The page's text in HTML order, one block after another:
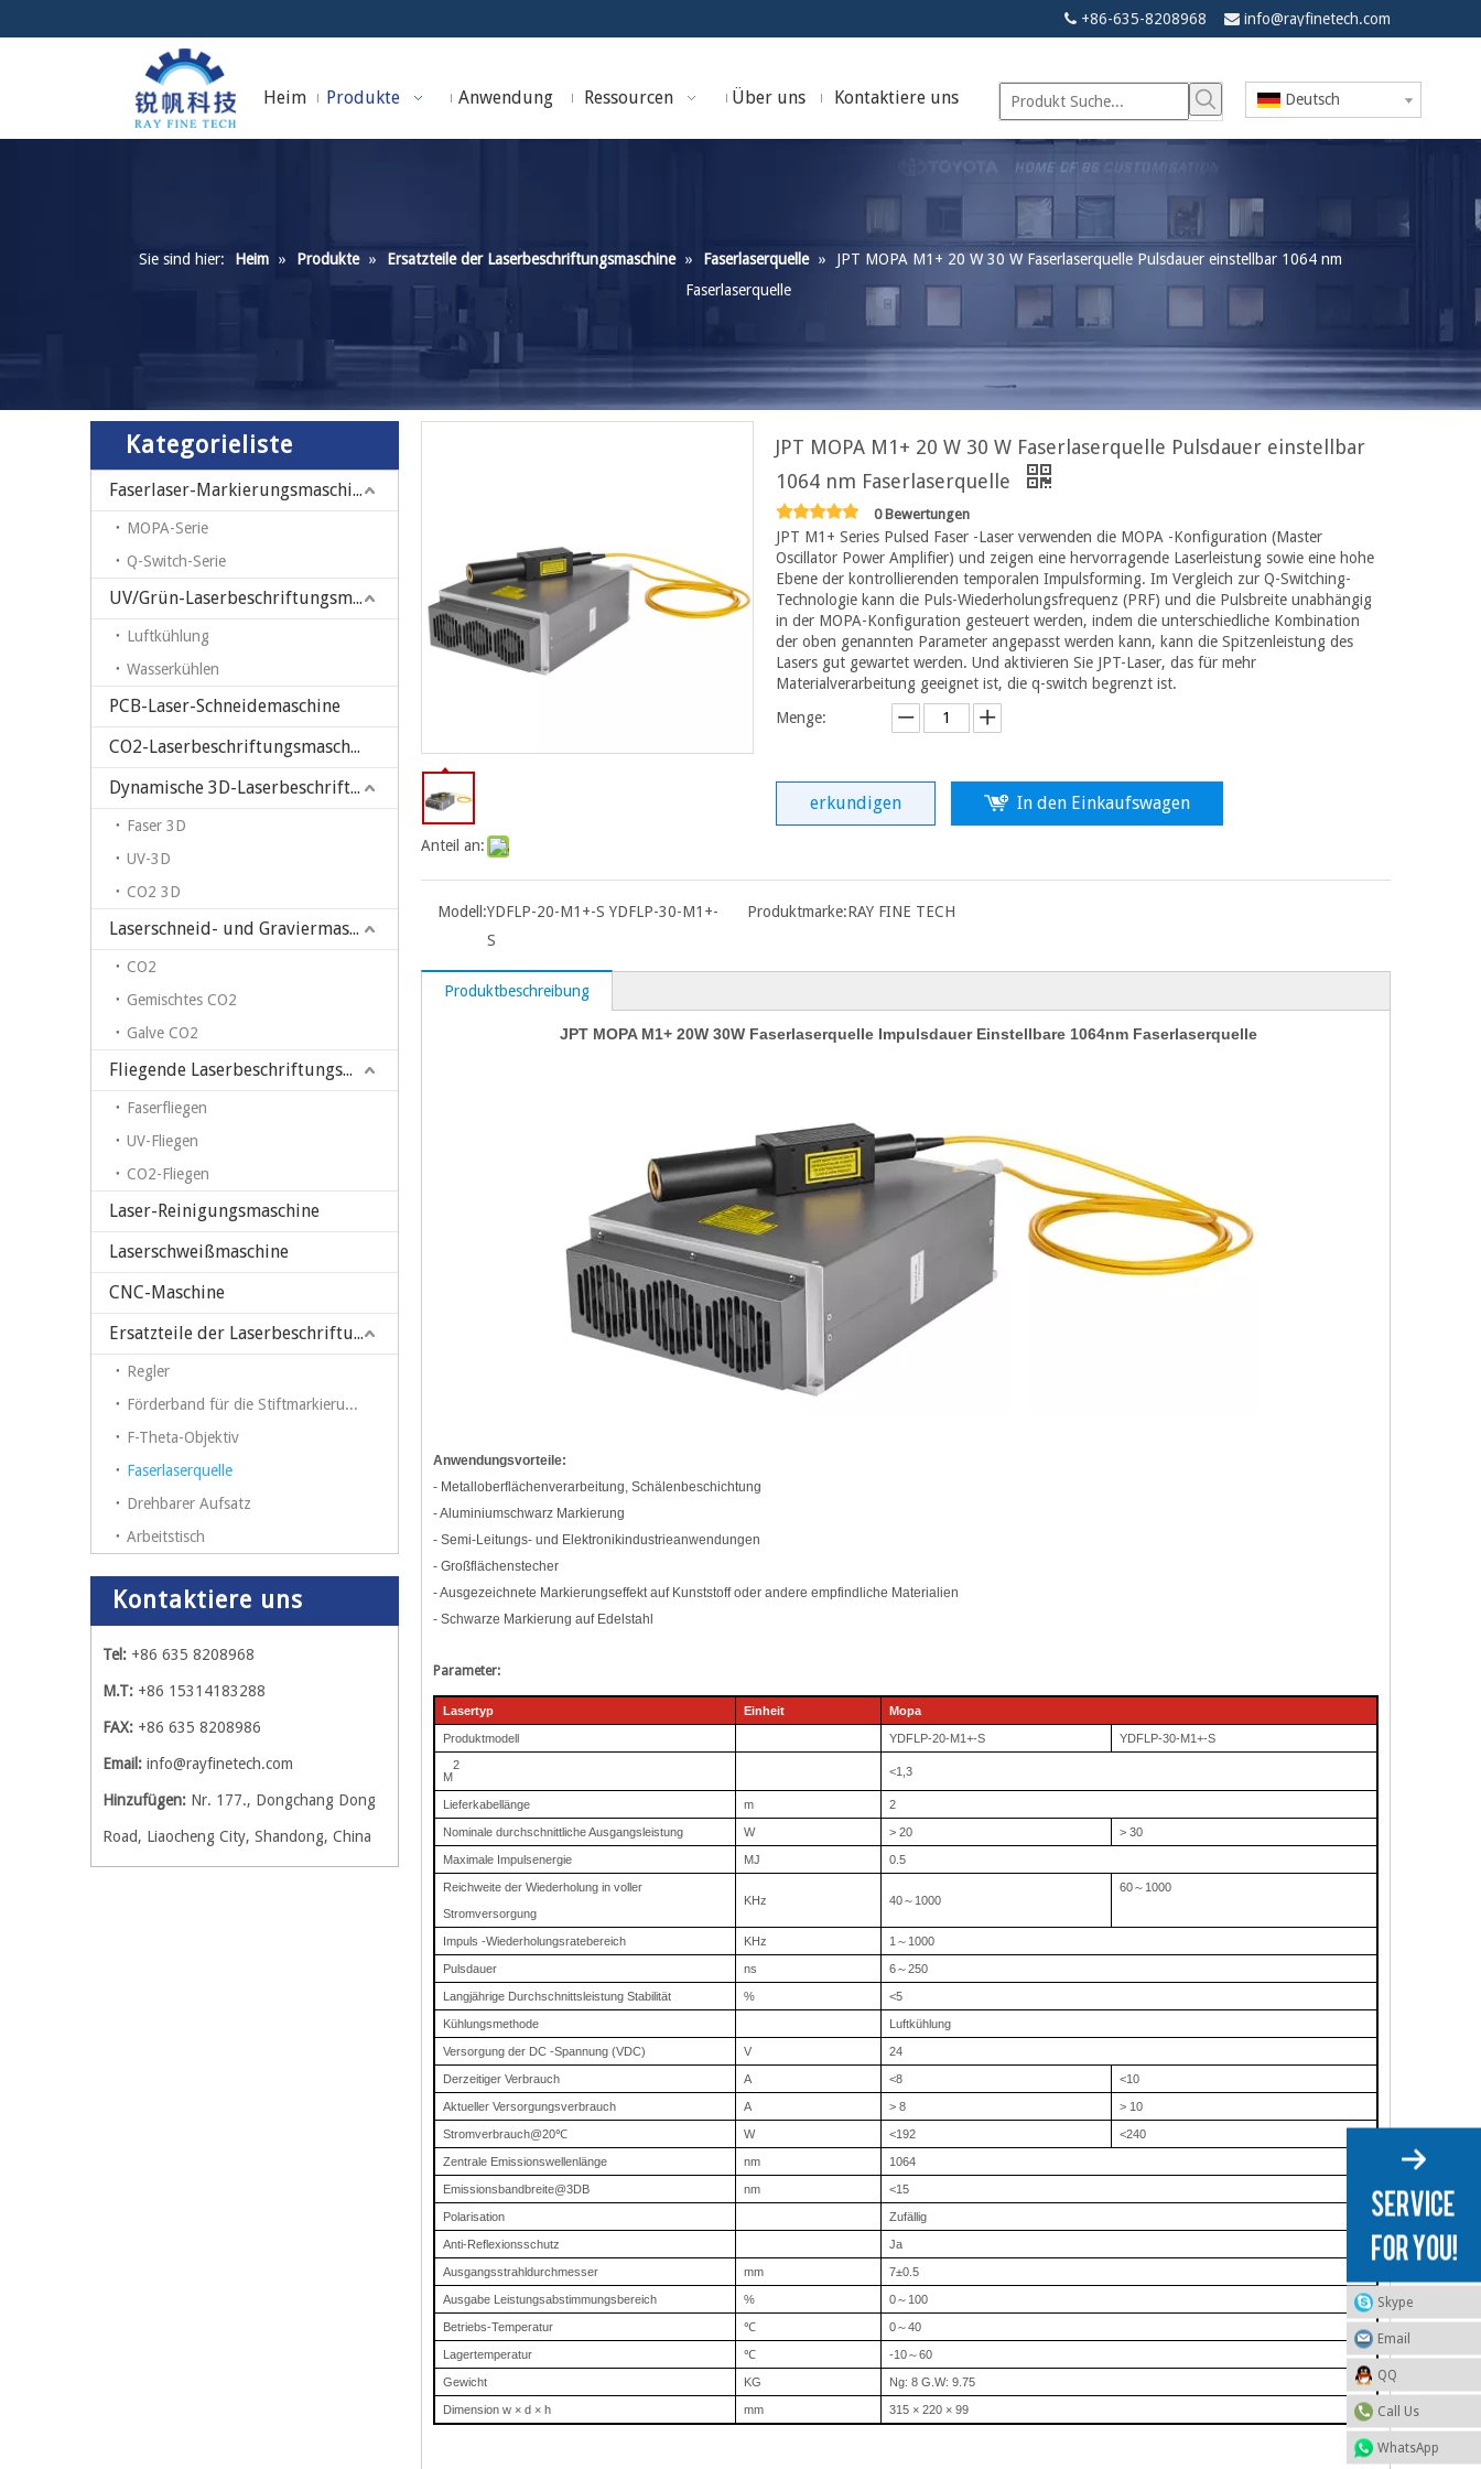
 +86-635-8208968  info@rayfinetech.com
Heim Produkte Anwendung Ressourcen Über uns Kontaktiere uns Deutsch
Sie sind hier: Heim » Produkte » Ersatzteile der Laserbeschriftungsmaschine » Faserlaserquelle »
JPT MOPA M1+ 20 W 30 W Faserlaserquelle Pulsdauer einstellbar 1064 nm
Faserlaserquelle
Kategorieliste
Faserlaser-Markierungsmaschine
MOPA-Serie
Q-Switch-Serie
UV/Grün-Laserbeschriftungsmaschine
Luftkühlung
Wasserkühlen
PCB-Laser-Schneidemaschine
CO2-Laserbeschriftungsmaschine
Dynamische 3D-Laserbeschriftungsmaschine
Faser 3D
UV-3D
CO2 3D
Laserschneid- und Graviermaschine
CO2
Gemischtes CO2
Galve CO2
Fliegende Laserbeschriftungsmaschine
Faserfliegen
UV-Fliegen
CO2-Fliegen
Laser-Reinigungsmaschine
Laserschweißmaschine
CNC-Maschine
Ersatzteile der Laserbeschriftungsmaschine
Regler
Förderband für die Stiftmarkierung auf einer Faserlaser-Markierungsmaschine
F-Theta-Objektiv
Faserlaserquelle
Drehbarer Aufsatz
Arbeitstisch
Kontaktiere uns
Tel: +86 635 8208968
M.T: +86 15314183288
FAX: +86 635 8208986
Email: info@rayfinetech.com
Hinzufügen: Nr. 177., Dongchang Dong
Road, Liaocheng City, Shandong, China
Anteil an:
JPT MOPA M1+ 20 W 30 W Faserlaserquelle Pulsdauer einstellbar
1064 nm Faserlaserquelle
0 Bewertungen
JPT M1+ Series Pulsed Faser -Laser verwenden die MOPA -Konfiguration (Master
Oscillator Power Amplifier) ​​und zeigen eine hervorragende Laserleistung sowie eine hohe
Ebene der kontrollierenden temporalen Impulsforming. Im Vergleich zur Q-Switching-
Technologie kann die Puls-Wiederholungsfrequenz (PRF) und die Pulsbreite unabhängig
in der MOPA-Konfiguration gesteuert werden, indem die unterschiedliche Kombination
der oben genannten Parameter angepasst werden kann, kann die Spitzenleistung des
Lasers gut gewartet werden. Und aktivieren Sie JPT-Laser, das für mehr
Materialverarbeitung geeignet ist, die q-switch begrenzt ist.
Menge:
erkundigen In den Einkaufswagen
Modell:YDFLP-20-M1+-S YDFLP-30-M1+-
S
Produktmarke:RAY FINE TECH
Produktbeschreibung
JPT MOPA M1+ 20W 30W Faserlaserquelle Impulsdauer Einstellbare 1064nm Faserlaserquelle
Anwendungsvorteile:
- Metalloberflächenverarbeitung, Schälenbeschichtung
- Aluminiumschwarz Markierung
- Semi-Leitungs- und Elektronikindustrieanwendungen
- Großflächenstecher
- Ausgezeichnete Markierungseffekt auf Kunststoff oder andere empfindliche Materialien
- Schwarze Markierung auf Edelstahl
Parameter:
Lasertyp Einheit Mopa
Produktmodell YDFLP-20-M1+-S YDFLP-30-M1+-S
M
2 <1,3
Lieferkabellänge m 2
Nominale durchschnittliche Ausgangsleistung W > 20 > 30
Maximale Impulsenergie MJ 0.5
Reichweite der Wiederholung in voller
Stromversorgung
KHz 40～ 1000
60～ 1000
Impuls -Wiederholungsratebereich KHz 1 ～ 1000
Pulsdauer ns 6～250
Langjährige Durchschnittsleistung Stabilität % <5
Kühlungsmethode Luftkühlung
Versorgung der DC -Spannung (VDC) V 24
Derzeitiger Verbrauch A <8 <10
Aktueller Versorgungsverbrauch A > 8 > 10
Stromverbrauch@20℃ W <192 <240
Zentrale Emissionswellenlänge nm 1064
Emissionsbandbreite@3DB nm <15
Polarisation Zufällig
Anti-Reflexionsschutz Ja
Ausgangsstrahldurchmesser mm 7±0.5
Ausgabe Leistungsabstimmungsbereich % 0～ 100
Betriebs-Temperatur ℃ 0～40
Lagertemperatur ℃ -10～60
Gewicht KG Ng: 8 G.W: 9.75
Dimension w × d × h mm 315 × 220 × 99
Skype
Email
QQ
Call Us
WhatsApp